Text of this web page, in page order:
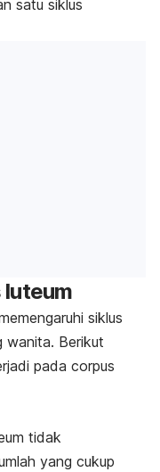
satu siklus
luteum
siklus
wanita. Berikut
pada corpus
tidak
yang cukup